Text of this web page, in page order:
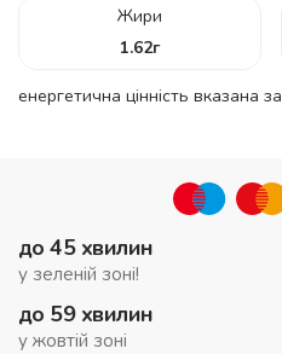
Жири
1.62г
енергетична цінність вказана за
до 45 хвилин
у зеленій зоні!
до 59 хвилин
у жовтій зоні